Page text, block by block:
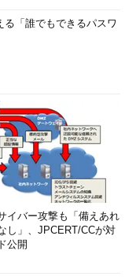
「誰でもできるパスワ
イバー攻撃も「備えあれ
し」、JPCERT/CCが対
公開